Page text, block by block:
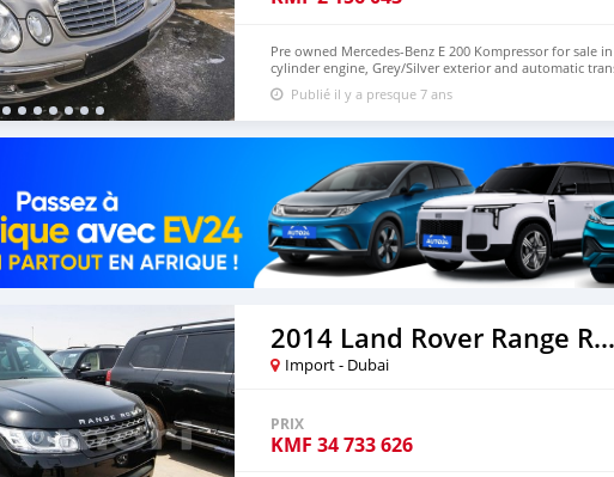
Pre owned Mercedes-Benz E 200 Kompressor for sale
cylinder engine, Grey/Silver exterior and automatic
wheels and black interior. 37,701 kilometers on the
Publié il y a presque 7 ans
2014 Land Rover Range Rover
Import - Dubai
PRIX
KMF 34 733 626